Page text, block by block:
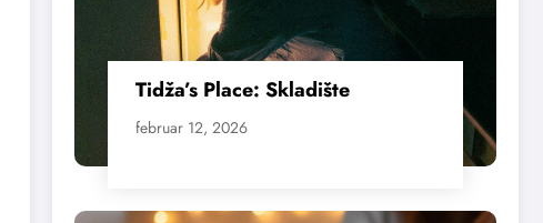
Tidža’s Place: Skladište
februar 12, 2026